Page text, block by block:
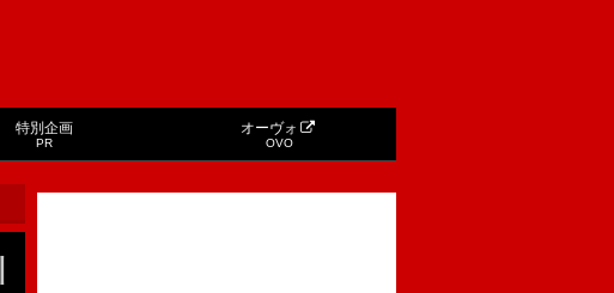
特別企画
PR
オーヴォ
OVO